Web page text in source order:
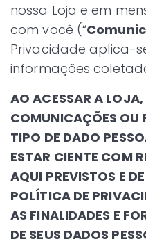
nossa Loja e em
com você (“
Privacidade aplica-
informações
AO ACESSAR A LOJA,
COMUNICAÇÕES OU
TIPO DE DADO
ESTAR CIENTE COM
AQUI PREVISTOS E
POLÍTICA DE
AS FINALIDADES E
DE SEUS DADOS